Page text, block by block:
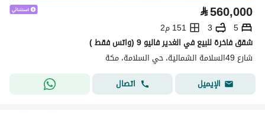
⃁560,000
5
3
151 م2
شقق فاخرة للبيع في الغدير فاليو 9 (واتس فقط )
شارع 49السلامة الشمالية، حي السلامة، مكة
الإيميل
اتصال